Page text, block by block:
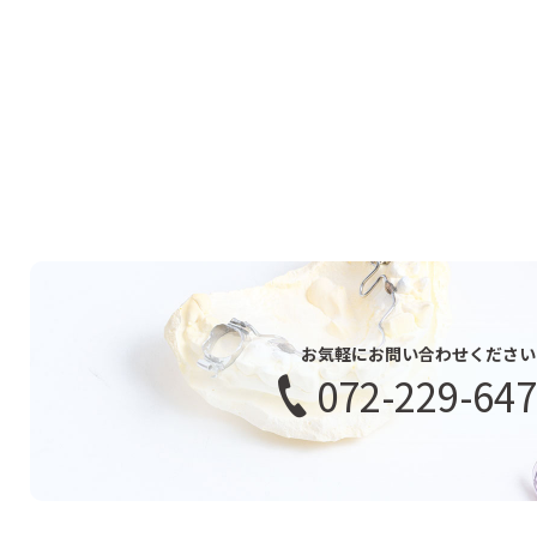
お気軽にお問い合わせください
072-229-